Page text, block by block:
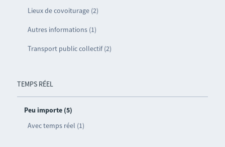
Lieux de covoiturage (2)
Autres informations (1)
Transport public collectif (2)
TEMPS RÉEL
Peu importe (5)
Avec temps réel (1)